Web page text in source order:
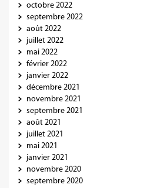
octobre 2022
septembre 2022
août 2022
juillet 2022
mai 2022
février 2022
janvier 2022
décembre 2021
novembre 2021
septembre 2021
août 2021
juillet 2021
mai 2021
janvier 2021
novembre 2020
septembre 2020